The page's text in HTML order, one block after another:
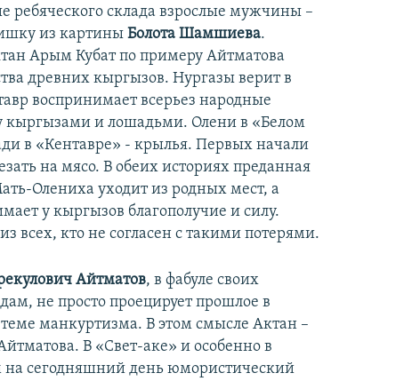
склада взрослые мужчины –
из картиныБолота Шамшиева.
Арым Кубат по примеру Айтматова
древних кыргызов. Нургазы верит в
воспринимает всерьез народные
кыргызами и лошадьми. Олени в «Белом
в «Кентавре» - крылья. Первых начали
на мясо. В обеих историях преданная
Олениха уходит из родных мест, а
у кыргызов благополучие и силу.
всех, кто не согласен с такими потерями.
Айтматов, в фабуле своих
не просто проецирует прошлое в
манкуртизма. В этом смысле Актан –
В «Свет-аке» и особенно в
на сегодняшний день юмористический